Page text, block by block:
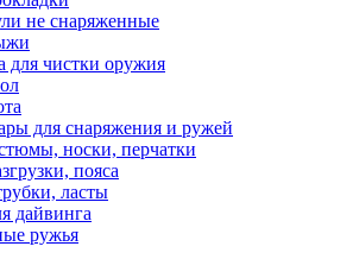
не снаряженные
для чистки оружия
для снаряжения и ружей
носки, перчатки
пояса
ласты
дайвинга
ружья